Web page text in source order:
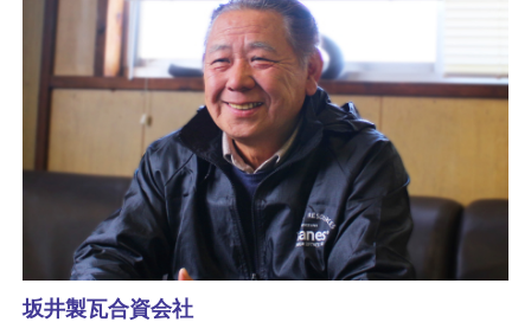
坂井製瓦合資会社